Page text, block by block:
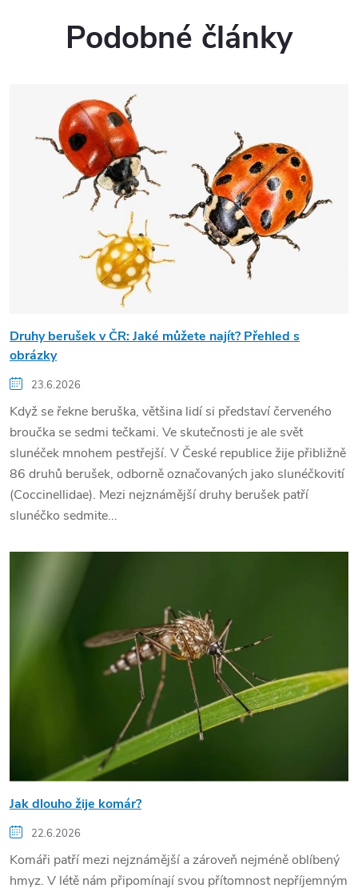
Podobné články
Druhy berušek v ČR: Jaké můžete najít? Přehled s
obrázky
23.6.2026
Když se řekne beruška, většina lidí si představí červeného
broučka se sedmi tečkami. Ve skutečnosti je ale svět
slunéček mnohem pestřejší. V České republice žije přibližně
86 druhů berušek, odborně označovaných jako slunéčkovití
(Coccinellidae). Mezi nejznámější druhy berušek patří
slunéčko sedmite...
Jak dlouho žije komár?
22.6.2026
Komáři patří mezi nejznámější a zároveň nejméně oblíbený
hmyz. V létě nám připomínají svou přítomnost nepříjemným